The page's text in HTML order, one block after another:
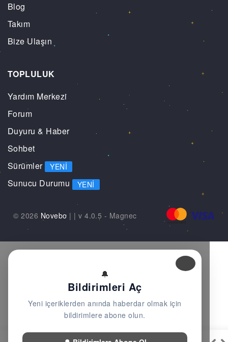
Blog
Takım
Bize Ulaşın
TOPLULUK
Yardım Merkezi
Forum
Duyuru & Haber
Sohbet
Sürümler YENI
Sunucu Durumu YENI
© 2026 Novebo | | v 4.0.5 - Magnec
🔔
Bildirimleri Aç
Yeni içeriklerden anında haberdar olmak için
bildirimlere abone olun.